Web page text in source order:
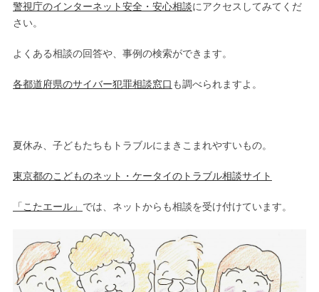
警視庁のインターネット安全・安心相談にアクセスしてみてくだ
さい。
よくある相談の回答や、事例の検索ができます。
各都道府県のサイバー犯罪相談窓口 も調べられますよ。
夏休み、子どもたちもトラブルにまきこまれやすいもの。
東京都のこどものネット・ケータイのトラブル相談サイト
「こたエール」 では、ネットからも相談を受け付けています。